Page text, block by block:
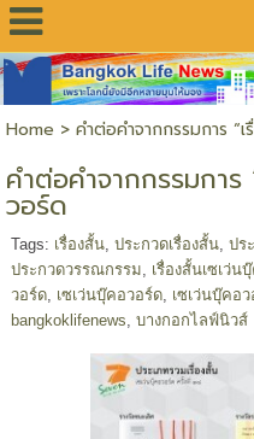
Home > คำต่อคำจากกรรมการ “
คำต่อคำจากกรรมการ
วอร์ด
Tags: เรื่องสั้น, ประกวดเรื่องสั้น, ปร
ประกวดวรรณกรรม
เรื่องสั้นเซเว่น
วอร์ด, เซเว่นบุ๊คอวอร์ด, เซเว่นบุ๊คอ
bangkoklifenews บางกอกไลฟ์นิวส์